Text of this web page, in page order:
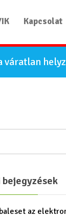
Kapcsolat
váratlan
az